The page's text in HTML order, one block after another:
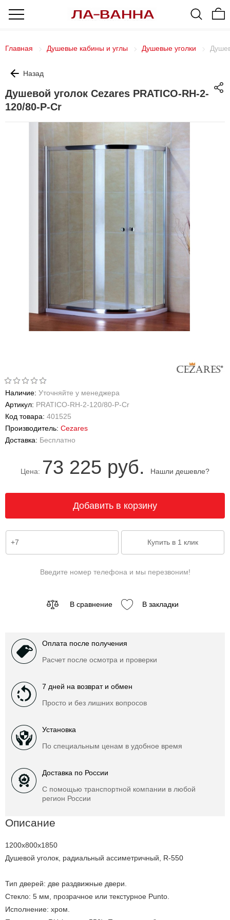
Главная Душевые кабины и углы Душевые уголки
Назад
Душевой уголок Cezares PRATICO-RH-2-
120/80-P-Cr
Наличие: Уточняйте у менеджера
Артикул: PRATICO-RH-2-120/80-P-Cr
Код товара: 401525
Производитель: Cezares
Доставка: Бесплатно
Цена: 73 225 руб. Нашли дешевле?
Введите номер телефона и мы перезвоним!
В сравнение В закладки
Оплата после получения
Расчет после осмотра и проверки
7 дней на возврат и обмен
Просто и без лишних вопросов
Установка
По специальным ценам в удобное время
Доставка по России
С помощью транспортной компании в любой
регион России
Описание
1200x800x1850
Душевой уголок, радиальный ассиметричный, R-550
Тип дверей: две раздвижные двери.
Стекло: 5 мм, прозрачное или текстурное Punto.
Исполнение: хром.